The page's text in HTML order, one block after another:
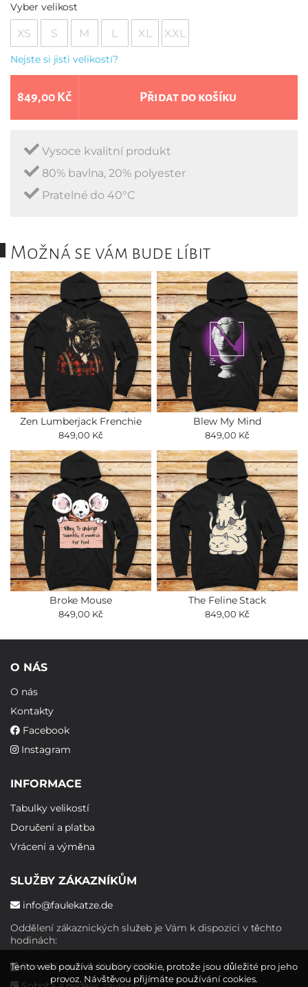
Vyber velikost
XS S M L XL XXL
Nejste si jisti velikostí?
849,00 Kč Přidat do košíku
Vysoce kvalitní produkt
80% bavlna, 20% polyester
Pratelné do 40°C
Možná se vám bude líbit
Zen Lumberjack Frenchie
849,00 Kč
Blew My Mind
849,00 Kč
Broke Mouse
849,00 Kč
The Feline Stack
849,00 Kč
O NÁS
O nás
Kontakty
Facebook
Instagram
INFORMACE
Tabulky velikostí
Doručení a platba
Vrácení a výměna
SLUŽBY ZÁKAZNÍKŮM
info@faulekatze.de
Oddělení zákaznických služeb je Vám k dispozici v těchto
hodinách:
Pondělí - pátek: 10:00 - 19:00
Tento web používá soubory cookie, protože jsou důležité pro jeho
provoz. Návštěvou přijímáte používání cookies.